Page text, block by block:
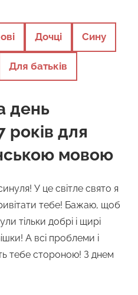
Дочці Сину
Для батьків
день
для
мовою
У це світле свято я
тебе! Бажаю, щоб
тільки добрі і щирі
А всі проблеми і
тебе стороною! З днем